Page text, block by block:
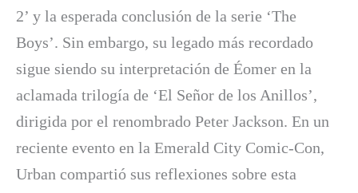
2’ y la esperada conclusión de la serie ‘The
Boys’. Sin embargo, su legado más recordado
sigue siendo su interpretación de Éomer en la
aclamada trilogía de ‘El Señor de los Anillos’,
dirigida por el renombrado Peter Jackson. En un
reciente evento en la Emerald City Comic-Con,
Urban compartió sus reflexiones sobre esta